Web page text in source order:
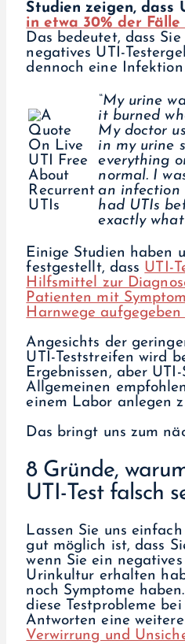
Studien zeigen, dass
in etwa 30% der
Das bedeutet, dass
negatives UTI-
dennoch eine Infektion
“My urine
it burned
My doctor
in my urine
everything
normal. I
an infection
had UTIs
exactly
Einige Studien haben
festgestellt, dass UTI-
Hilfsmittel zur
Patienten mit
Harnwege
Angesichts der
UTI-Teststreifen wird
Ergebnissen, aber
Allgemeinen
einem Labor anlegen
Das bringt uns zum
8 Gründe,
UTI-Test falsch
Lassen Sie uns
gut möglich ist, dass
wenn Sie ein
Urinkultur erhalten
noch Symptome
diese Testprobleme
Antworten eine
Verwirrung und